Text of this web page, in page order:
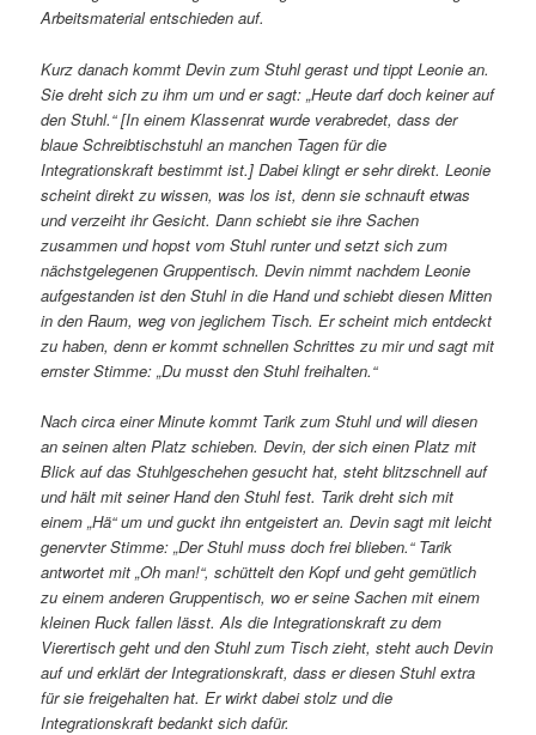
Arbeitsmaterial entschieden auf.
Kurz danach kommt Devin zum Stuhl gerast und tippt Leonie an.
Sie dreht sich zu ihm um und er sagt: „Heute darf doch keiner auf
den Stuhl.“[In einem Klassenrat wurde verabredet, dass der
blaue Schreibtischstuhl an manchen Tagen für die
Integrationskraft bestimmt ist.] Dabei klingt er sehr direkt. Leonie
scheint direkt zu wissen, was los ist, denn sie schnauft etwas
und verzeiht ihr Gesicht. Dann schiebt sie ihre Sachen
zusammen und hopst vom Stuhl runter und setzt sich zum
nächstgelegenen Gruppentisch. Devin nimmt nachdem Leonie
aufgestanden ist den Stuhl in die Hand und schiebt diesen Mitten
in den Raum, weg von jeglichem Tisch. Er scheint mich entdeckt
zu haben, denn er kommt schnellen Schrittes zu mir und sagt mit
ernster Stimme: „Du musst den Stuhl freihalten.“
Nach circa einer Minute kommt Tarik zum Stuhl und will diesen
an seinen alten Platz schieben. Devin, der sich einen Platz mit
Blick auf das Stuhlgeschehen gesucht hat, steht blitzschnell auf
und hält mit seiner Hand den Stuhl fest. Tarik dreht sich mit
einem „Hä“ um und guckt ihn entgeistert an. Devin sagt mit leicht
genervter Stimme: „Der Stuhl muss doch frei blieben.“ Tarik
antwortet mit „Oh man!“, schüttelt den Kopf und geht gemütlich
zu einem anderen Gruppentisch, wo er seine Sachen mit einem
kleinen Ruck fallen lässt. Als die Integrationskraft zu dem
Vierertisch geht und den Stuhl zum Tisch zieht, steht auch Devin
auf und erklärt der Integrationskraft, dass er diesen Stuhl extra
für sie freigehalten hat. Er wirkt dabei stolz und die
Integrationskraft bedankt sich dafür.